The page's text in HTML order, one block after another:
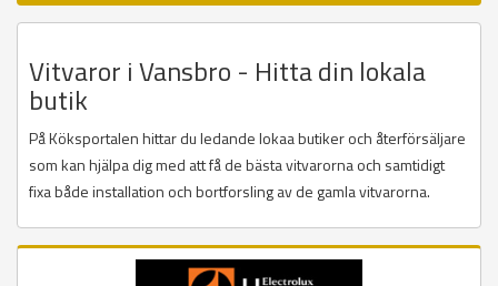
Vitvaror i Vansbro - Hitta din lokala
butik
På Köksportalen hittar du ledande lokaa butiker och återförsäljare
som kan hjälpa dig med att få de bästa vitvarorna och samtidigt
fixa både installation och bortforsling av de gamla vitvarorna.